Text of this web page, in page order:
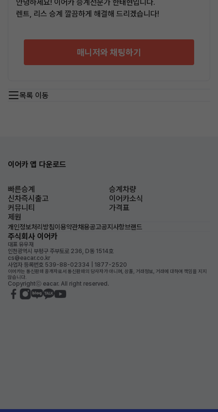
안녕하세요! 이어카 승계전문가 한태현입니다.
렌트, 리스 승계 깔끔하게 해결해 드리겠습니다!
매니저와 채팅하기
목록 이동
이어카 앱 다운로드
빠른승계
승계차량
신차즉시출고
이어카소식
커뮤니티
가격표
제원
개인정보처리방침이용약관채용공고공지사항브랜드
주식회사 이어카
대표 유우재
인천광역시 부평구 주부토로 236, D동 1514호
cs@eacar.co.kr
사업자 등록번호 539-88-02334 | 1877-2520
이어카는 통신판매 중개자로서 통신판매의 당사자가 아니며, 상품, 거래정보, 거래에 대하여 책임을 지지
않습니다.
Copyrightⓒ eacar. All right reserved.